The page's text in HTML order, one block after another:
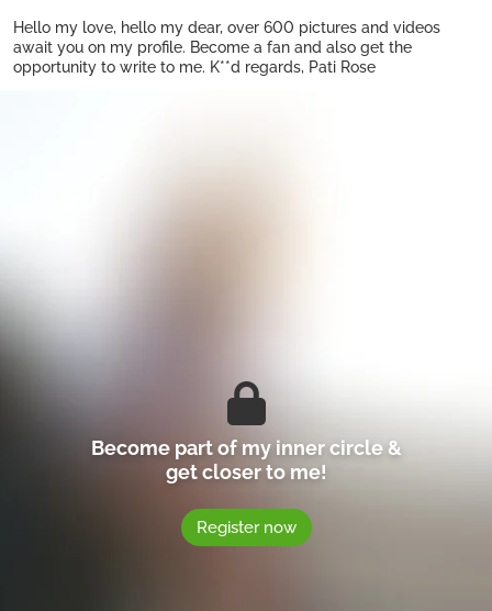
Hello my love, hello my dear, over 600 pictures and videos
await you on my profile. Become a fan and also get the
opportunity to write to me. K**d regards, Pati Rose
Become part of my inner circle &
get closer to me!
Register now